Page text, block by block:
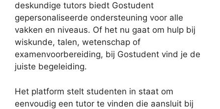
deskundige tutors biedt Gostudent
gepersonaliseerde ondersteuning voor alle
vakken en niveaus. Of het nu gaat om hulp bij
wiskunde, talen, wetenschap of
examenvoorbereiding, bij Gostudent vind je de
juiste begeleiding.
Het platform stelt studenten in staat om
eenvoudig een tutor te vinden die aansluit bij